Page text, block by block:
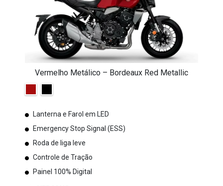
Vermelho Metálico – Bordeaux Red Metallic
Lanterna e Farol em LED
Emergency Stop Signal (ESS)
Roda de liga leve
Controle de Tração
Painel 100% Digital